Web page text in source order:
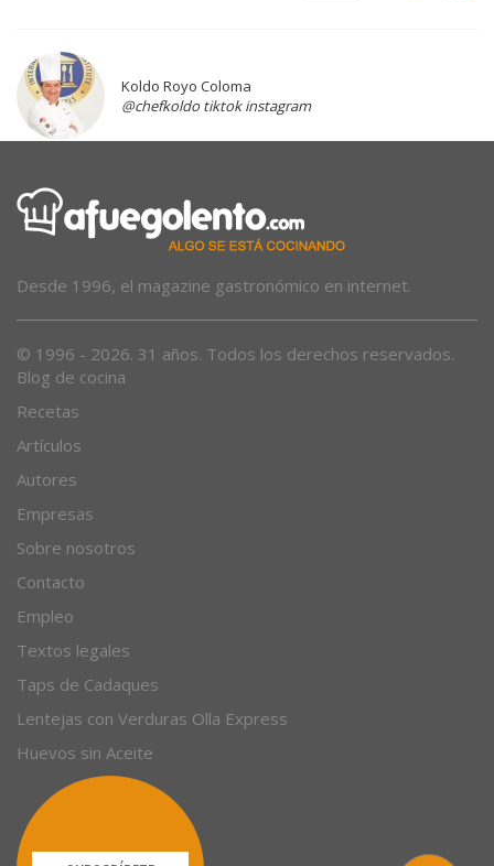
Koldo Royo Coloma
@chefkoldo tiktok instagram
Desde 1996, el magazine gastronómico en internet.
© 1996 - 2026. 31 años. Todos los derechos reservados.
Blog de cocina
Recetas
Artículos
Autores
Empresas
Sobre nosotros
Contacto
Empleo
Textos legales
Taps de Cadaques
Lentejas con Verduras Olla Express
Huevos sin Aceite